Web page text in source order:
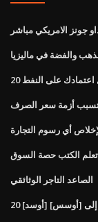
جونز الامريكي مباشر
والفضة في ماليزيا
اعتمادك على النفط
أزمة سعر الصرف
أي رسوم التجارة
تعلم الكتب حصة السوق
الصاعد التاجر الوثائقي
20 [أوسد] إلى [أوسس]